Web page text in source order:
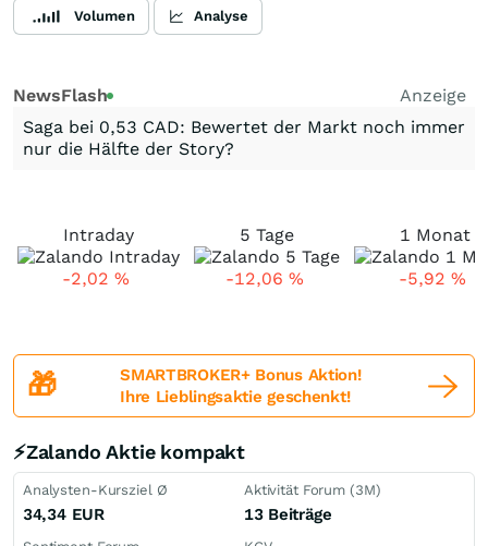
Volumen Analyse
NewsFlash
Anzeige
Saga bei 0,53 CAD: Bewertet der Markt noch immer
nur die Hälfte der Story?
Intraday
-2,02 %
5 Tage
-12,06 %
1 Monat
-5,92 %
🎁
SMARTBROKER+ Bonus Aktion!
Ihre Lieblingsaktie geschenkt!
⚡Zalando Aktie kompakt
Analysten-Kursziel Ø
34,34 EUR
Aktivität Forum (3M)
13 Beiträge